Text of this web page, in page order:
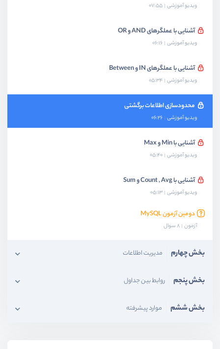
ویدیو آموزشی 07:55
آشنایی با عملگرهای AND و OR
ویدیو آموزشی 06:16
آشنایی با عملگرهای IN و Between
ویدیو آموزشی 05:34
محدودسازی اطلاعات برگشتی
ویدیو آموزشی 06:26
آشنایی با Min و Max
ویدیو آموزشی 05:40
آشنایی با Count , Avg و Sum
ویدیو آموزشی 05:13
دومین آزمون MySQL
آزمون 8 سوال
بخش چهارم مدیریت اطلاعات
بخش پنجم روابط بین جداول
بخش ششم موارد پیشرفته